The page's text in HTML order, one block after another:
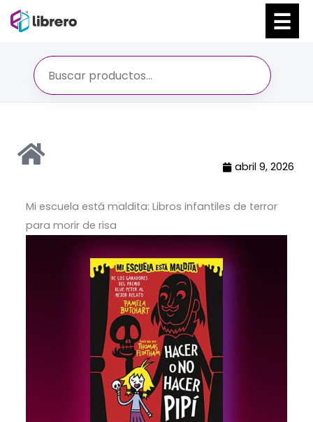
abril 9, 2026
Mi escuela está maldita: Libros infantiles de terror
para morir de risa